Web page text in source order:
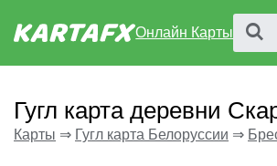
Онлайн Карты
Гугл карта деревни
Карты ⇒ Гугл карта Белоруссии ⇒